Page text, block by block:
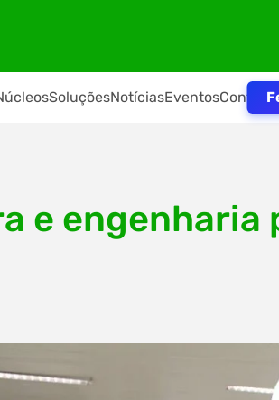
SoluçõesNotíciasEventosContato
e engenharia